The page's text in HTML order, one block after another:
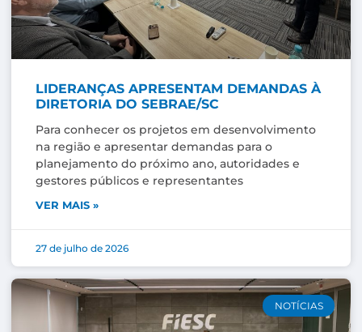
LIDERANÇAS APRESENTAM DEMANDAS À
DIRETORIA DO SEBRAE/SC
Para conhecer os projetos em desenvolvimento
na região e apresentar demandas para o
planejamento do próximo ano, autoridades e
gestores públicos e representantes
VER MAIS »
27 de julho de 2026
NOTÍCIAS